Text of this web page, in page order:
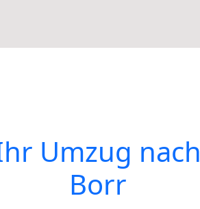
Umzug nach
Borr